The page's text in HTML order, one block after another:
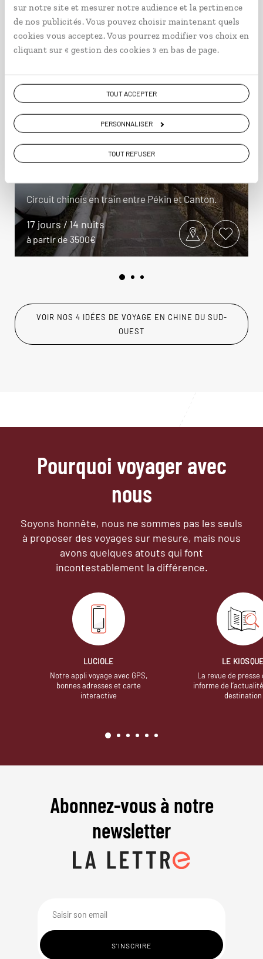
sur notre site et mesurer notre audience et la pertinence
de nos publicités. Vous pouvez choisir maintenant quels
cookies vous acceptez. Vous pourrez modifier vos choix en
cliquant sur « gestion des cookies » en bas de page.
TOUT ACCEPTER
PERSONNALISER
TOUT REFUSER
Un train pour l’empire du
Circuit chinois en train entre Pékin et Canton.
17 jours / 14 nuits
à partir de 3500€
VOIR NOS 4 IDÉES DE VOYAGE EN CHINE DU SUD-
OUEST
Pourquoi voyager avec
nous
Soyons honnête, nous ne sommes pas les seuls
à proposer des voyages sur mesure, mais nous
avons quelques atouts qui font
incontestablement la différence.
LUCIOLE
Notre appli voyage avec GPS,
bonnes adresses et carte
interactive
LE
La revue de presse
informe de
destination
Abonnez-vous à notre
newsletter